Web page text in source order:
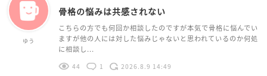
ゆう
骨格の悩みは共感されない
こちらの方でも何回か相談したのですが本気で骨格に悩んでい
ますが他の人には対した悩みじゃないと思われているのか何処
に相談し...
44 1 2026.8.9 14:49